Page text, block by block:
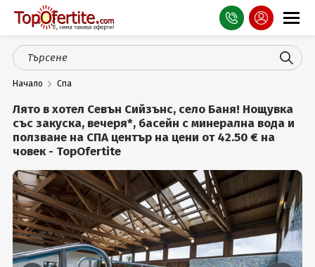
Оферти
СПА
Планина
Море
Чужбина
Празници
Турция
Начало Спа
Лято в хотел Севън Сийзънс, село Баня! Нощувка
със закуска, вечеря*, басейн с минерална вода и
ползване на СПА център на цени от 42.50 € на
човек - TopOfertite